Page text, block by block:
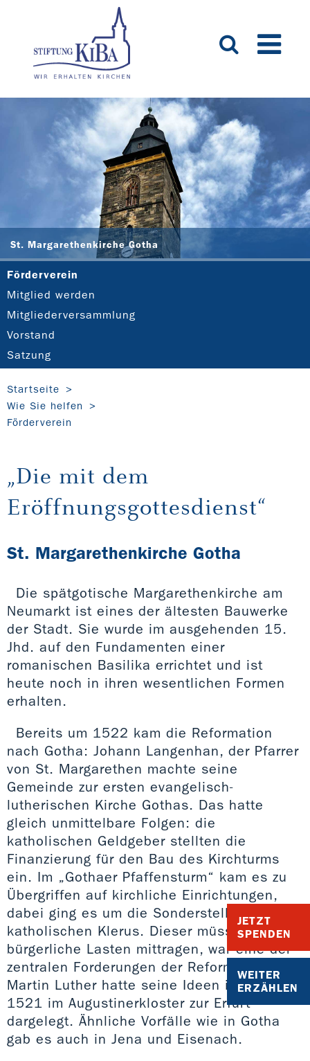
St. Margarethenkirche Gotha
JETZT
SPENDEN
WEITER
ERZÄHLEN
Förderverein
Mitglied werden
Mitgliederversammlung
Vorstand
Satzung
Startseite
Wie Sie helfen
Förderverein
„Die mit dem
Eröffnungsgottesdienst“
St. Margarethenkirche Gotha
Die spätgotische Margarethenkirche am
Neumarkt ist eines der ältesten Bauwerke
der Stadt. Sie wurde im ausgehenden 15.
Jhd. auf den Fundamenten einer
romanischen Basilika errichtet und ist
heute noch in ihren wesentlichen Formen
erhalten.
Bereits um 1522 kam die Reformation
nach Gotha: Johann Langenhan, der Pfarrer
von St. Margarethen machte seine
Gemeinde zur ersten evangelisch-
lutherischen Kirche Gothas. Das hatte
gleich unmittelbare Folgen: die
katholischen Geldgeber stellten die
Finanzierung für den Bau des Kirchturms
ein. Im „Gothaer Pfaffensturm“ kam es zu
Übergriffen auf kirchliche Einrichtungen,
dabei ging es um die Sonderstellung des
katholischen Klerus. Dieser müsse
bürgerliche Lasten mittragen, war eine der
zentralen Forderungen der Reformation –
Martin Luther hatte seine Ideen im April
1521 im Augustinerkloster zur Erfurt
dargelegt. Ähnliche Vorfälle wie in Gotha
gab es auch in Jena und Eisenach.